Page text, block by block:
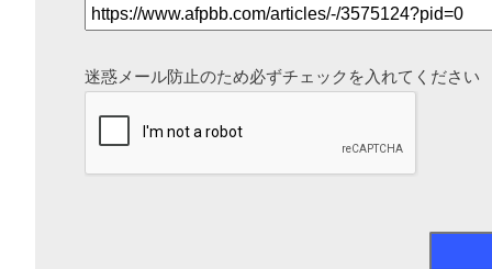
迷惑メール防止のため必ずチェックを入れてください